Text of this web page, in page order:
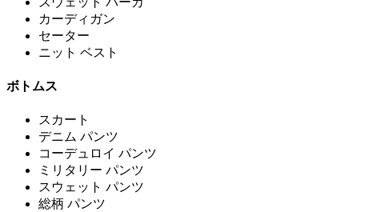
カーディガン
セーター
ニット ベスト
ボトムス
スカート
デニム パンツ
コーデュロイ パンツ
ミリタリー パンツ
スウェット パンツ
総柄 パンツ